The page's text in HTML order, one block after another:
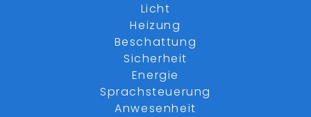
Licht
Heizung
Beschattung
Sicherheit
Energie
Sprachsteuerung
Anwesenheit